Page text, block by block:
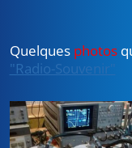
Quelques photos
"Radio-Souvenir"